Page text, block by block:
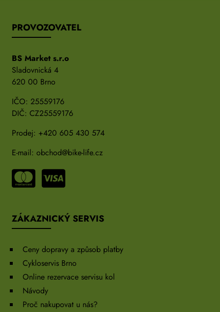
PROVOZOVATEL
BS Market s.r.o
Sladovnická 4
620 00 Brno
IČO: 25559176
DIČ: CZ25559176
Prodej: +420 605 430 574
E-mail: obchod@bike-life.cz
ZÁKAZNICKÝ SERVIS
Ceny dopravy a způsob platby
Cykloservis Brno
Online rezervace servisu kol
Návody
Proč nakupovat u nás?